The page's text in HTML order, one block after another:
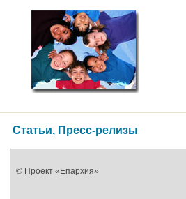
Статьи, Пресс-релизы
© Проект «Епархия»